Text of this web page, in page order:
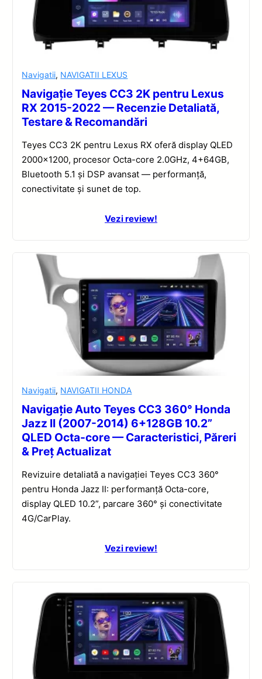
Navigatii, NAVIGATII LEXUS
Navigație Teyes CC3 2K pentru Lexus
RX 2015-2022 — Recenzie Detaliată,
Testare & Recomandări
Teyes CC3 2K pentru Lexus RX oferă display QLED
2000×1200, procesor Octa-core 2.0GHz, 4+64GB,
Bluetooth 5.1 și DSP avansat — performanță,
conectivitate și sunet de top.
Vezi review!
Navigatii, NAVIGATII HONDA
Navigație Auto Teyes CC3 360° Honda
Jazz II (2007-2014) 6+128GB 10.2”
QLED Octa-core — Caracteristici, Păreri
& Preț Actualizat
Revizuire detaliată a navigației Teyes CC3 360°
pentru Honda Jazz II: performanță Octa-core,
display QLED 10.2”, parcare 360° și conectivitate
4G/CarPlay.
Vezi review!